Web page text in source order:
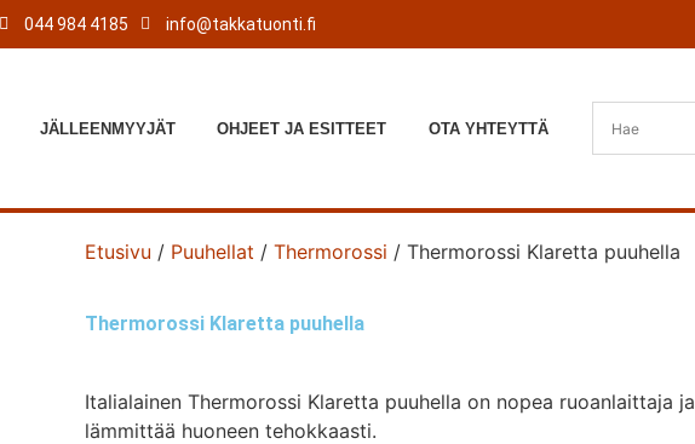
044 984 4185 info@takkatuonti.fi
JÄLLEENMYYJÄT OHJEET JA ESITTEET OTA YHTEYTTÄ
Etusivu / Puuhellat / Thermorossi / Thermorossi Klaretta puuhella
Thermorossi Klaretta puuhella
Italialainen Thermorossi Klaretta puuhella on nopea ruoanlaittaja ja
lämmittää huoneen tehokkaasti.